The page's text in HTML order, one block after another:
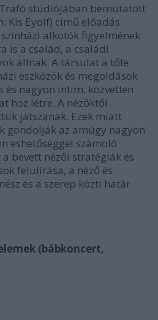
stúdiójában bemutatott
Kis Eyolf) című előadás
alkotók figyelmének
is a család, a családi
állnak. A társulat a tőle
eszközök és megoldások
és nagyon intim, közvetlen
hoz létre. A nézőktől
játszanak. Ezek miatt
gondolják az amúgy nagyon
eshetőséggel számoló
bevett nézői stratégiák és
felülírása, a néző és
és a szerep közti határ
(bábkoncert,